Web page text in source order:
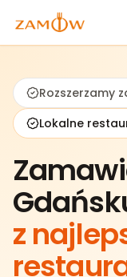
Rozszerzamy
Lokalne
z